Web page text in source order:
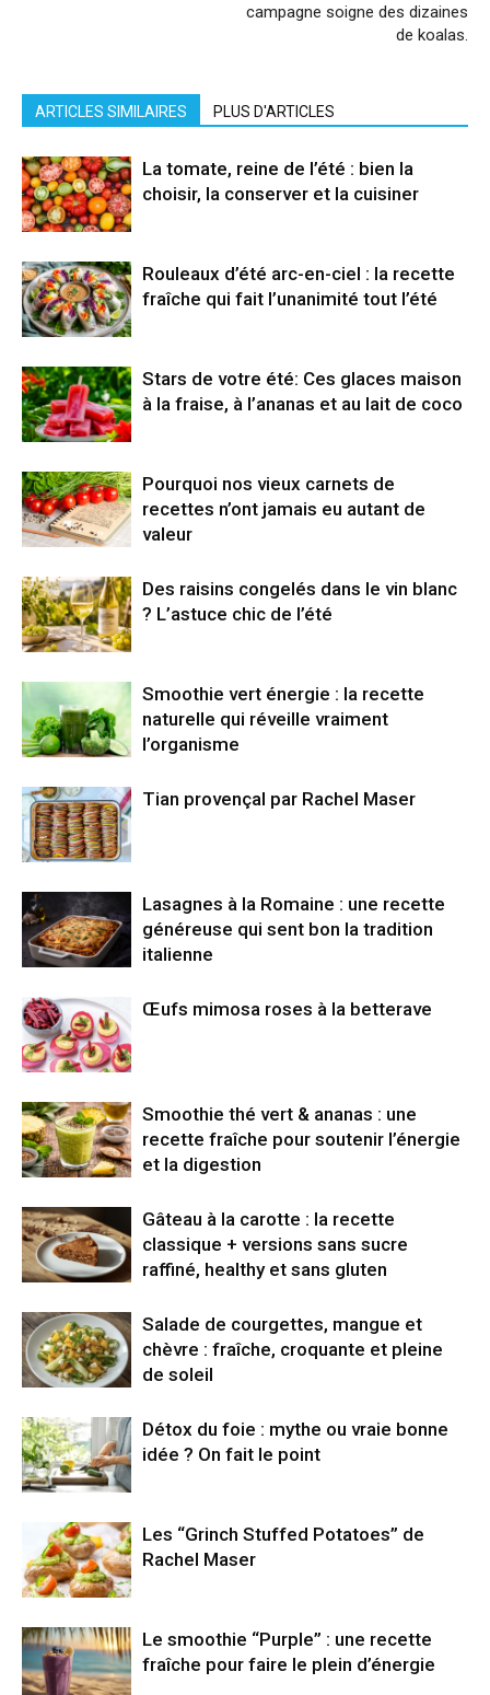
campagne soigne des dizaines
de koalas.
ARTICLES SIMILAIRES PLUS D'ARTICLES
La tomate, reine de l’été : bien la
choisir, la conserver et la cuisiner
Rouleaux d’été arc-en-ciel : la recette
fraîche qui fait l’unanimité tout l’été
Stars de votre été: Ces glaces maison
à la fraise, à l’ananas et au lait de coco
Pourquoi nos vieux carnets de
recettes n’ont jamais eu autant de
valeur
Des raisins congelés dans le vin blanc
? L’astuce chic de l’été
Smoothie vert énergie : la recette
naturelle qui réveille vraiment
l’organisme
Tian provençal par Rachel Maser
Lasagnes à la Romaine : une recette
généreuse qui sent bon la tradition
italienne
Œufs mimosa roses à la betterave
Smoothie thé vert & ananas : une
recette fraîche pour soutenir l’énergie
et la digestion
Gâteau à la carotte : la recette
classique + versions sans sucre
raffiné, healthy et sans gluten
Salade de courgettes, mangue et
chèvre : fraîche, croquante et pleine
de soleil
Détox du foie : mythe ou vraie bonne
idée ? On fait le point
Les “Grinch Stuffed Potatoes” de
Rachel Maser
Le smoothie “Purple” : une recette
fraîche pour faire le plein d’énergie